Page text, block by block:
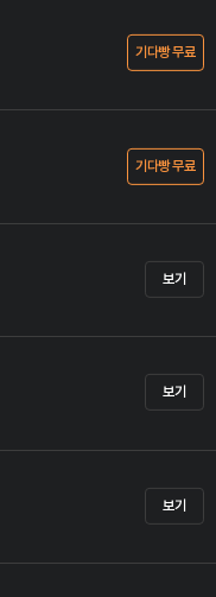
기다빵 무료
기다빵 무료
보기
보기
보기